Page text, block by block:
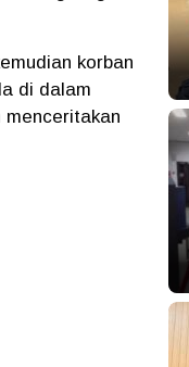
korban
di dalam
menceritakan